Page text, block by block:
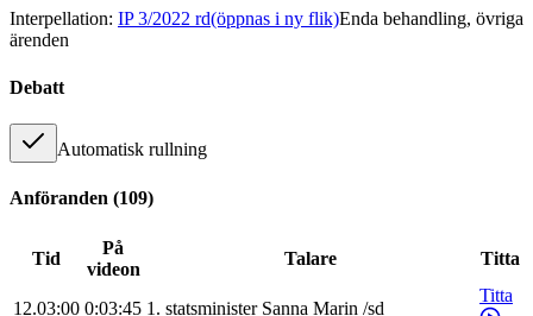
Interpellation: IP 3/2022 rd(öppnas i ny flik)Enda behandling, övriga
ärenden
Debatt
Automatisk rullning
Anföranden (109)
Tid
På
videon
Talare Titta
12.03:00 0:03:45 1. statsminister Sanna Marin /sd
Titta